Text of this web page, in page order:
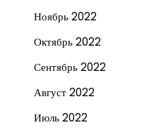
Ноябрь 2022
Октябрь 2022
Сентябрь 2022
Август 2022
Июль 2022